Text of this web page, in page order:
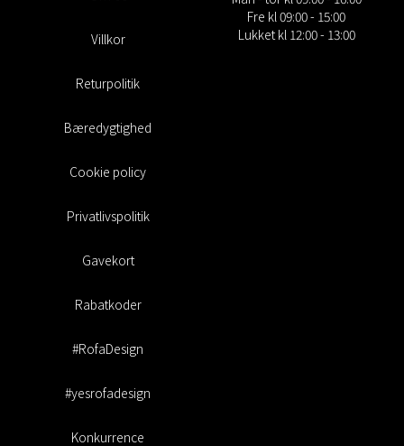
Villkor
Returpolitik
Bæredygtighed
Cookie policy
Privatlivspolitik
Gavekort
Rabatkoder
#RofaDesign
#yesrofadesign
Konkurrence
Fre kl 09:00 - 15:00
Lukket kl 12:00 - 13:00